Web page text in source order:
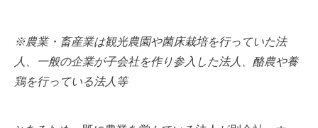
※農業・畜産業は観光農園や菌床栽培を行っていた法
人、一般の企業が子会社を作り参入した法人、酪農や養
鶏を行っている法人等